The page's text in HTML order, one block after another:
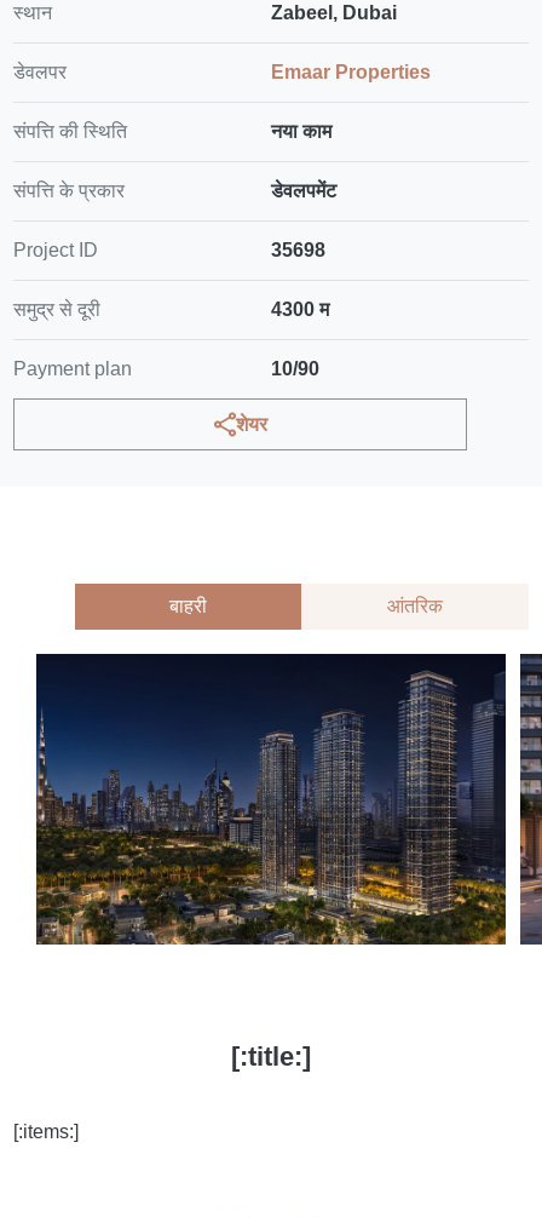
स्थान Zabeel, Dubai
डेवलपर Emaar Properties
संपत्ति की स्थिति नया काम
संपत्ति के प्रकार डेवलपमेंट
Project ID 35698
समुद्र से दूरी 4300 म
Payment plan 10/90
शेयर
बाहरी आंतरिक
[:title:]
[:items:]